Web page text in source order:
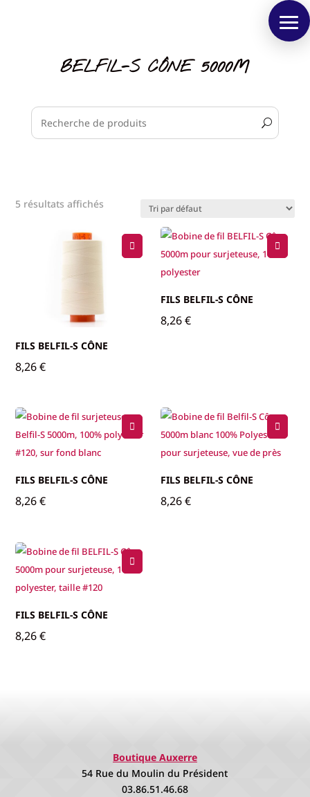
BELFIL-S CÔNE 5000M
5 résultats affichés
FILS BELFIL-S CÔNE
8,26€
FILS BELFIL-S CÔNE
8,26€
FILS BELFIL-S CÔNE
8,26€
FILS BELFIL-S CÔNE
8,26€
FILS BELFIL-S CÔNE
8,26€
Boutique Auxerre
54 Rue du Moulin du Président
03.86.51.46.68